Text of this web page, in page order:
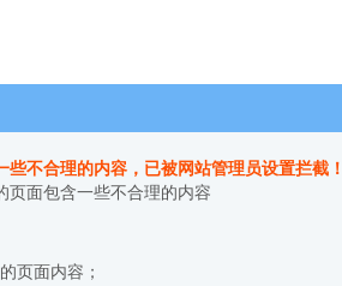
些不合理的内容，已被网站管理员设置拦截
页面包含一些不合理的内容
页面内容；